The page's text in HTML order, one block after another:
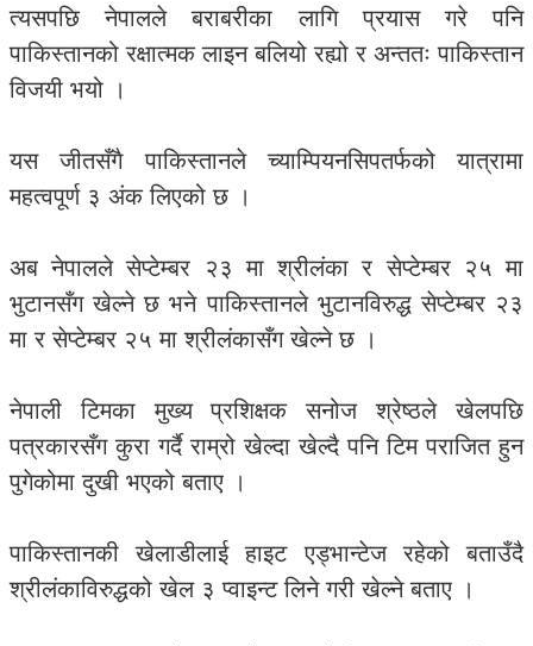
त्यसपछि नेपालले बराबरीका लागि प्रयास गरे पनि
पाकिस्तानको रक्षात्मक लाइन बलियो रह्यो र अन्ततः पाकिस्तान
विजयी भयो ।
यस जीतसँगै पाकिस्तानले च्याम्पियनसिपतर्फको यात्रामा
महत्वपूर्ण ३ अंक लिएको छ ।
अब नेपालले सेप्टेम्बर २३ मा श्रीलंका र सेप्टेम्बर २५ मा
भुटानसँग खेल्ने छ भने पाकिस्तानले भुटानविरुद्ध सेप्टेम्बर २३
मा र सेप्टेम्बर २५ मा श्रीलंकासँग खेल्ने छ ।
नेपाली टिमका मुख्य प्रशिक्षक सनोज श्रेष्ठले खेलपछि
पत्रकारसँग कुरा गर्दै राम्रो खेल्दा खेल्दै पनि टिम पराजित हुन
पुगेकोमा दुखी भएको बताए ।
पाकिस्तानकी खेलाडीलाई हाइट एड्भान्टेज रहेको बताउँदै
श्रीलंकाविरुद्धको खेल ३ प्वाइन्ट लिने गरी खेल्ने बताए ।